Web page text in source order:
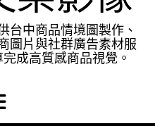
台中商品情境圖製作、
圖片與社群廣告素材服
成高質感商品視覺。